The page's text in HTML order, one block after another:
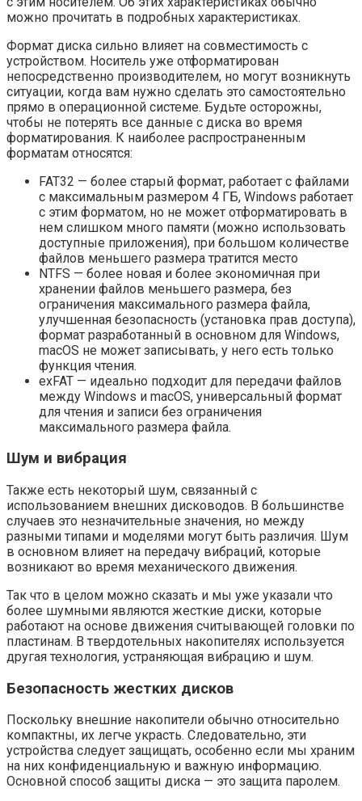
можно прочитать в подробных характеристиках.
Формат диска сильно влияет на совместимость с
устройством. Носитель уже отформатирован
непосредственно производителем, но могут возникнуть
ситуации, когда вам нужно сделать это самостоятельно
прямо в операционной системе. Будьте осторожны,
чтобы не потерять все данные с диска во время
форматирования. К наиболее распространенным
форматам относятся:
FAT32 — более старый формат, работает с файлами
с максимальным размером 4 ГБ, Windows работает
с этим форматом, но не может отформатировать в
нем слишком много памяти (можно использовать
доступные приложения), при большом количестве
файлов меньшего размера тратится место
NTFS — более новая и более экономичная при
хранении файлов меньшего размера, без
ограничения максимального размера файла,
улучшенная безопасность (установка прав доступа),
формат разработанный в основном для Windows,
macOS не может записывать, у него есть только
функция чтения.
exFAT — идеально подходит для передачи файлов
между Windows и macOS, универсальный формат
для чтения и записи без ограничения
максимального размера файла.
Шум и вибрация
Также есть некоторый шум, связанный с
использованием внешних дисководов. В большинстве
случаев это незначительные значения, но между
разными типами и моделями могут быть различия. Шум
в основном влияет на передачу вибраций, которые
возникают во время механического движения.
Так что в целом можно сказать и мы уже указали что
более шумными являются жесткие диски, которые
работают на основе движения считывающей головки по
пластинам. В твердотельных накопителях используется
другая технология, устраняющая вибрацию и шум.
Безопасность жестких дисков
Поскольку внешние накопители обычно относительно
компактны, их легче украсть. Следовательно, эти
устройства следует защищать, особенно если мы храним
на них конфиденциальную и важную информацию.
Основной способ защиты диска — это защита паролем.